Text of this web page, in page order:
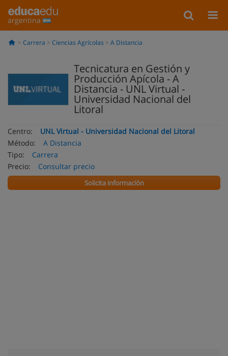
argentina
Carrera Ciencias Agrícolas A Distancia
Tecnicatura en Gestión y
Producción Apícola - A
Distancia - UNL Virtual -
Universidad Nacional del
Litoral
Centro:
UNL Virtual - Universidad Nacional del Litoral
Método:
A Distancia
Tipo:
Carrera
Precio:
Consultar precio
Solicita información